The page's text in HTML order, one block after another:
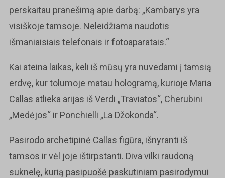
perskaitau pranešimą apie darbą: „Kambarys yra
visiškoje tamsoje. Neleidžiama naudotis
išmaniaisiais telefonais ir fotoaparatais.“
Kai ateina laikas, keli iš mūsų yra nuvedami į tamsią
erdvę, kur tolumoje matau hologramą, kurioje Maria
Callas atlieka arijas iš Verdi „Traviatos“, Cherubini
„Medėjos“ ir Ponchielli „La Džokonda“.
Pasirodo archetipinė Callas figūra, išnyranti iš
tamsos ir vėl joje ištirpstanti. Diva vilki raudoną
suknelę, kurią pasipuošė paskutiniam pasirodymui